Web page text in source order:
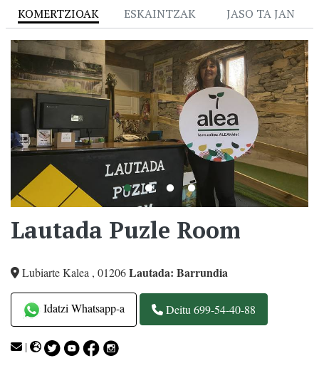
KOMERTZIOAK ESKAINTZAK JASO TA JAN
Lautada Puzle Room
Lubiarte Kalea , 01206Lautada: Barrundia
Idatzi Whatsapp-a Deitu 699-54-40-88
|